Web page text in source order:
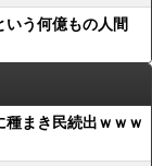
いう何億もの人間
種まき民続出ｗｗｗ